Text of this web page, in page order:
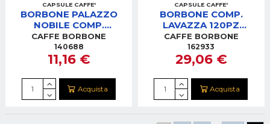
CAPSULE CAFFE'
BORBONE PALAZZO
NOBILE COMP.
NESPRESSO 50 PZ.
REBBLUPALAZNOBIL050N
CAFFE BORBONE
140688
11,16 €
Acquista
CAPSULE CAFFE'
BORBONE COMP.
LAVAZZA 120PZ
SUPREMA (ORO)
AMSOROSUPREMA120PZ
CAFFE BORBONE
162933
29,06 €
Acquista